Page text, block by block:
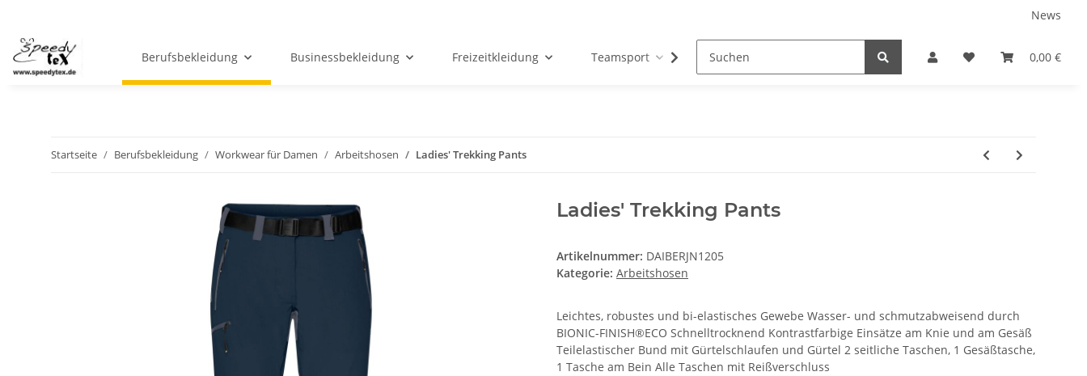
News
0,00 €
Berufsbekleidung Businessbekleidung Freizeitkleidung Teamsport Partnershops
Startseite Berufsbekleidung Workwear für Damen Arbeitshosen Ladies' Trekking Pants
Ladies' Trekking Pants
Artikelnummer: DAIBERJN1205
Kategorie: Arbeitshosen
Leichtes, robustes und bi-elastisches Gewebe Wasser- und schmutzabweisend durch
BIONIC-FINISH®ECO Schnelltrocknend Kontrastfarbige Einsätze am Knie und am Gesäß
Teilelastischer Bund mit Gürtelschlaufen und Gürtel 2 seitliche Taschen, 1 Gesäßtasche,
1 Tasche am Bein Alle Taschen mit Reißverschluss